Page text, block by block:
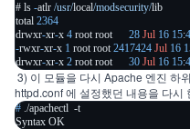
# ls -atlr /usr/local/modsecurity/lib
total 2364
drwxr-xr-x 4 root root 28 Jul 16 15:
-rwxr-xr-x 1 root root 2417424 Jul 16
drwxr-xr-x 2 root root 30 Jul 16 15:
3) 이 모듈을 다시 Apache 엔진 하
httpd.conf 에 설정했던 내용을 다시
# ./apachectl  -t
Syntax OK